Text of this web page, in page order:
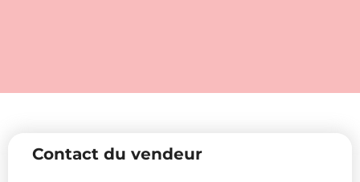
Contact du vendeur